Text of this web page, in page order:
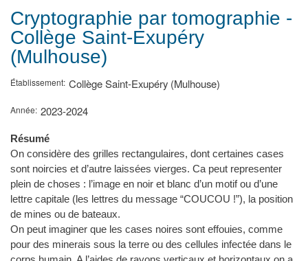
d'Ariane
Cryptographie par tomographie -
Collège Saint-Exupéry
(Mulhouse)
Établissement Collège Saint-Exupéry (Mulhouse)
Année 2023-2024
Résumé
On considère des grilles rectangulaires, dont certaines cases
sont noircies et d’autre laissées vierges. Ca peut representer
plein de choses : l’image en noir et blanc d’un motif ou d’une
lettre capitale (les lettres du message “COUCOU !”), la position
de mines ou de bateaux.
On peut imaginer que les cases noires sont effouies, comme
pour des minerais sous la terre ou des cellules infectée dans le